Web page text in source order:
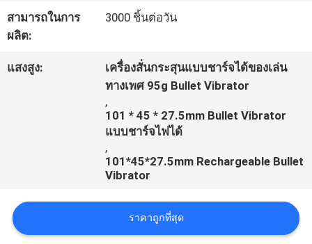
ติดต่อ
เรา
สามารถในการ
ผลิต:
3000 ชิ้นต่อวัน
แสงสูง:
เครื่องสั่นกระสุนแบบชาร์จได้ของเล่น
ทางเพศ 95g Bullet Vibrator
,
101 * 45 * 27.5mm Bullet Vibrator
แบบชาร์จไฟได้
,
101*45*27.5mm Rechargeable Bullet
Vibrator
ราคาถูกที่สุด